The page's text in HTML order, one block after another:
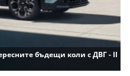
бъдещи коли с ДВГ - II